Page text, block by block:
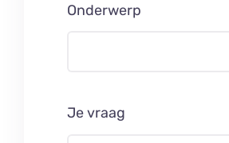
Onderwerp
Je vraag